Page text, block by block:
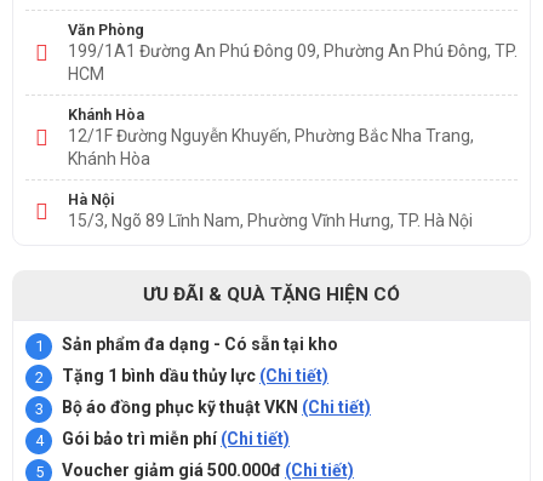
Văn Phòng
199/1A1 Đường An Phú Đông 09, Phường An Phú Đông, TP.
HCM
Khánh Hòa
12/1F Đường Nguyễn Khuyến, Phường Bắc Nha Trang,
Khánh Hòa
Hà Nội
15/3, Ngõ 89 Lĩnh Nam, Phường Vĩnh Hưng, TP. Hà Nội
ƯU ĐÃI & QUÀ TẶNG HIỆN CÓ
Sản phẩm đa dạng - Có sẵn tại kho
Tặng 1 bình dầu thủy lực (Chi tiết)
Bộ áo đồng phục kỹ thuật VKN (Chi tiết)
Gói bảo trì miễn phí (Chi tiết)
Voucher giảm giá 500.000đ (Chi tiết)